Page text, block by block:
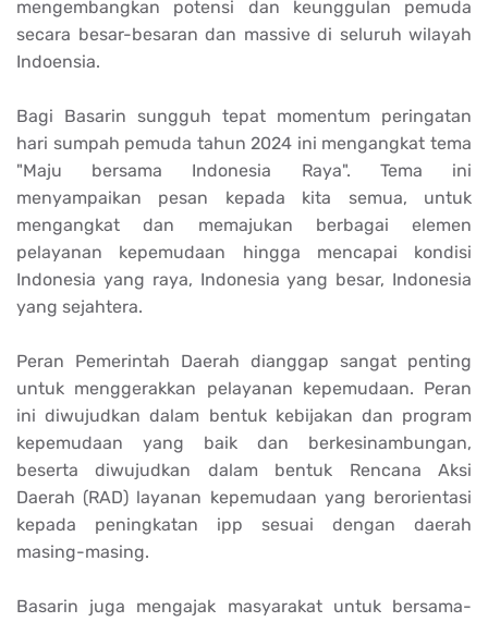
mengembangkan potensi dan keunggulan pemuda
secara besar-besaran dan massive di seluruh wilayah
Indoensia.
Bagi Basarin sungguh tepat momentum peringatan
hari sumpah pemuda tahun 2024 ini mengangkat tema
"Maju bersama Indonesia Raya". Tema ini
menyampaikan pesan kepada kita semua, untuk
mengangkat dan memajukan berbagai elemen
pelayanan kepemudaan hingga mencapai kondisi
Indonesia yang raya, Indonesia yang besar, Indonesia
yang sejahtera.
Peran Pemerintah Daerah dianggap sangat penting
untuk menggerakkan pelayanan kepemudaan. Peran
ini diwujudkan dalam bentuk kebijakan dan program
kepemudaan yang baik dan berkesinambungan,
beserta diwujudkan dalam bentuk Rencana Aksi
Daerah (RAD) layanan kepemudaan yang berorientasi
kepada peningkatan ipp sesuai dengan daerah
masing-masing.
Basarin juga mengajak masyarakat untuk bersama-